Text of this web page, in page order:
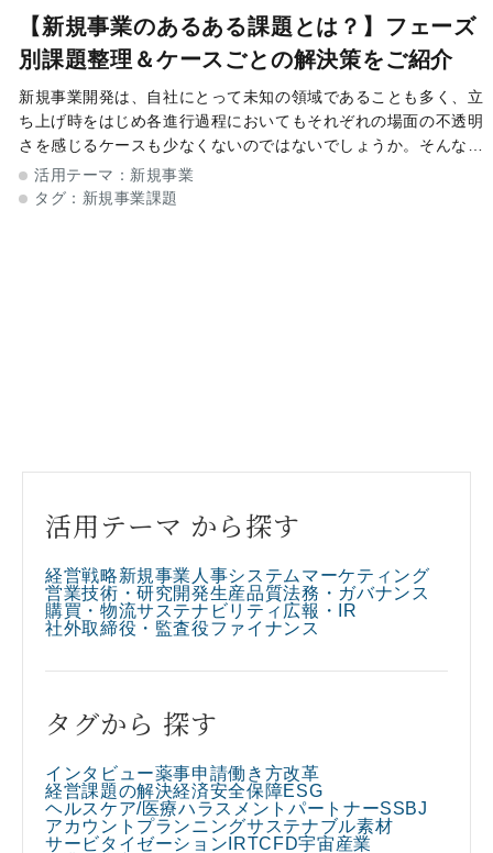
【新規事業のあるある課題とは？】フェーズ
別課題整理＆ケースごとの解決策をご紹介
新規事業開発は、自社にとって未知の領域であることも多く、立
ち上げ時をはじめ各進行過程においてもそれぞれの場面の不透明
さを感じるケースも少なくないのではないでしょうか。そんな
中、「どんな流れで進み、そこにどんな落とし穴があるか」をあ
らかじめ可視化、把握することが
活用テーマ： 新規事業
タグ： 新規事業課題
活用テーマ から探す
経営戦略新規事業 人事システム マーケティング
営業技術・研究開発生産品質法務・ガバナンス
購買・物流サステナビリティ 広報・IR
社外取締役・監査役ファイナンス
タグから 探す
インタビュー薬事申請働き方改革
経営課題の解決経済安全保障ESG
ヘルスケア/医療ハラスメント パートナーSSBJ
アカウントプランニングサステナブル素材
サービタイゼーション IRTCFD宇宙産業